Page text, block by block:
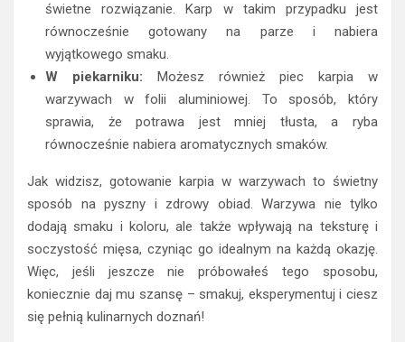
świetne rozwiązanie. Karp w takim przypadku jest
równocześnie gotowany na parze i nabiera
wyjątkowego smaku.
W piekarniku: Możesz również piec karpia w
warzywach w folii aluminiowej. To sposób, który
sprawia, że potrawa jest mniej tłusta, a ryba
równocześnie nabiera aromatycznych smaków.
Jak widzisz, gotowanie karpia w warzywach to świetny
sposób na pyszny i zdrowy obiad. Warzywa nie tylko
dodają smaku i koloru, ale także wpływają na teksturę i
soczystość mięsa, czyniąc go idealnym na każdą okazję.
Więc, jeśli jeszcze nie próbowałeś tego sposobu,
koniecznie daj mu szansę – smakuj, eksperymentuj i ciesz
się pełnią kulinarnych doznań!